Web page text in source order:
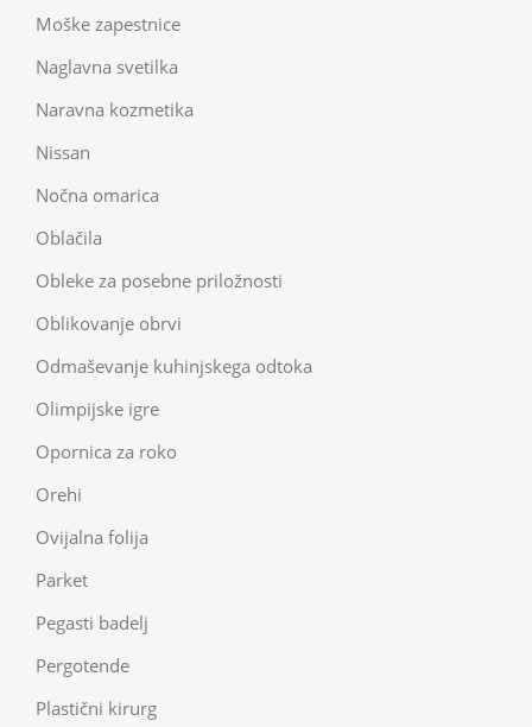
Moške zapestnice
Naglavna svetilka
Naravna kozmetika
Nissan
Nočna omarica
Oblačila
Obleke za posebne priložnosti
Oblikovanje obrvi
Odmaševanje kuhinjskega odtoka
Olimpijske igre
Opornica za roko
Orehi
Ovijalna folija
Parket
Pegasti badelj
Pergotende
Plastični kirurg